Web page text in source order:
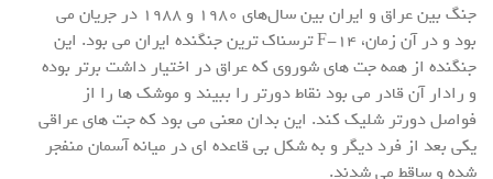
جنگ بین عراق و ایران بین سال‌های ۱۹۸۰ و ۱۹۸۸ در جریان می
بود و در آن زمان، F-۱۴ ترسناک ترین جنگنده ایران می بود. این
جنگنده از همه جت های شوروی که عراق در اختیار داشت برتر بوده
و رادار آن قادر می بود نقاط دورتر را ببیند و موشک ها را از
فواصل دورتر شلیک کند. این بدان معنی می بود که جت های عراقی
یکی بعد از فرد دیگر و به شکل بی قاعده ای در میانه آسمان منفجر
شده و ساقط می شدند.